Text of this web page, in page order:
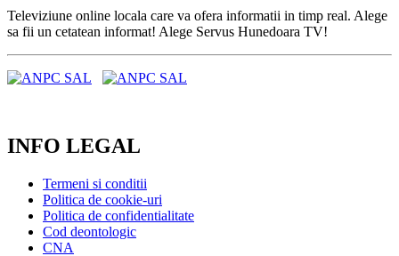
Televiziune online locala care va ofera informatii in timp real. Alege
sa fii un cetatean informat! Alege Servus Hunedoara TV!
INFO LEGAL
Termeni si conditii
Politica de cookie-uri
Politica de confidentialitate
Cod deontologic
CNA